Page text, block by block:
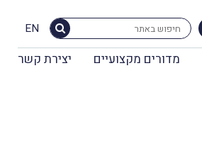
EN
מדורים מקצועיים יצירת קשר